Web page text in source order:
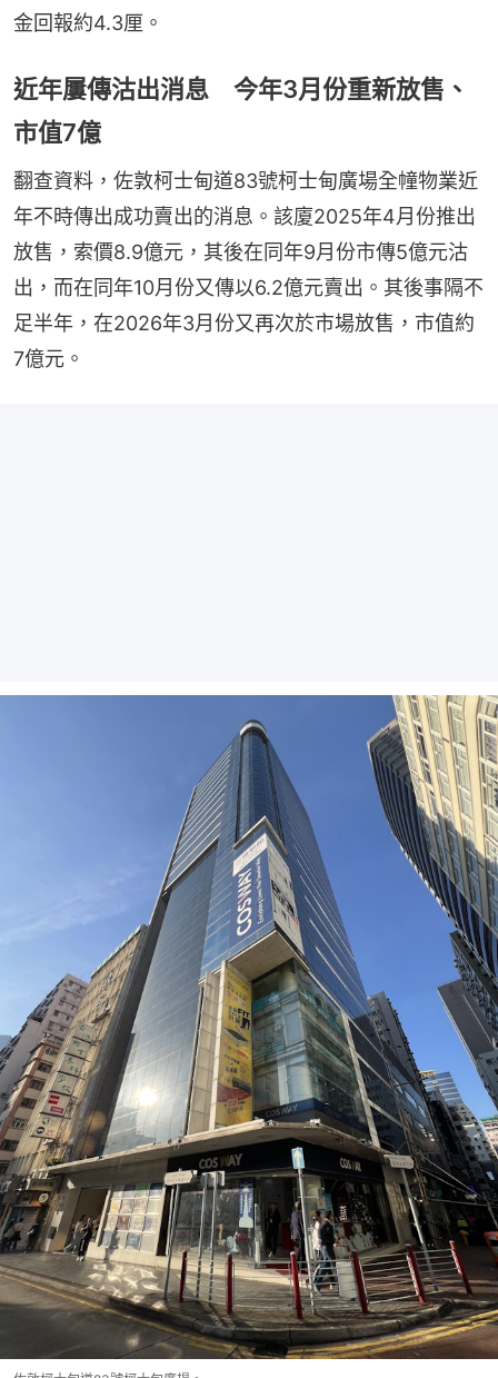
金回報約4.3厘。
近年屢傳沽出消息 今年3月份重新放售、
市值7億
翻查資料，佐敦柯士甸道83號柯士甸廣場全幢物業近
年不時傳出成功賣出的消息。該廈2025年4月份推出
放售，索價8.9億元，其後在同年9月份市傳5億元沽
出，而在同年10月份又傳以6.2億元賣出。其後事隔不
足半年，在2026年3月份又再次於市場放售，市值約
7億元。